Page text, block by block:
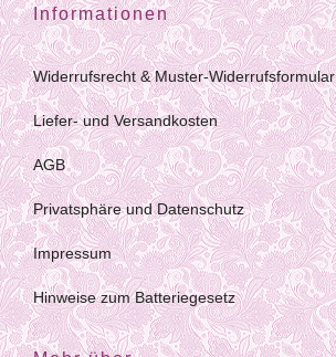
Informationen
Widerrufsrecht & Muster-Widerrufsformular
Liefer- und Versandkosten
AGB
Privatsphäre und Datenschutz
Impressum
Hinweise zum Batteriegesetz